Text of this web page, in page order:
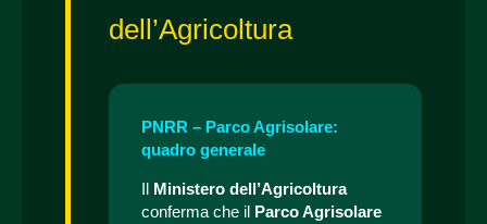
dell’Agricoltura
PNRR – Parco Agrisolare:
quadro generale
Ministero dell’Agricoltura
conferma che il
Parco Agrisolare